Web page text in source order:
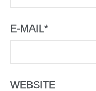
E-MAIL*
WEBSITE